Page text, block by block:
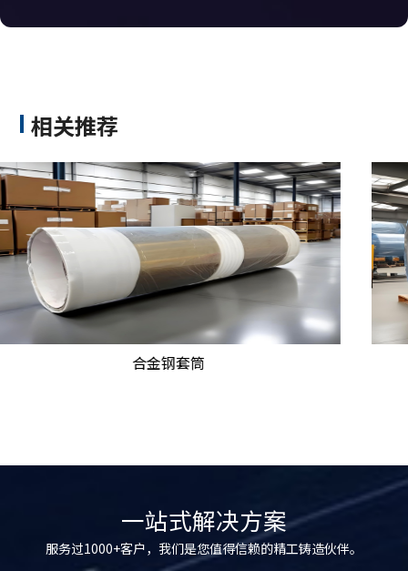
相关推荐
钢套筒
一站式解决方案
服务过1000+客户，我们是您值得信赖的精工铸造伙伴。